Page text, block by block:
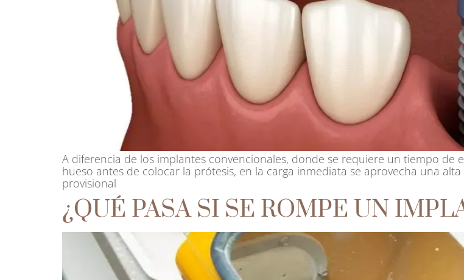
A diferencia de los implantes convencionales, donde se requiere un tiempo
hueso antes de colocar la prótesis, en la carga inmediata se aprovecha una
provisional
¿QUÉ PASA SI SE ROMPE UN